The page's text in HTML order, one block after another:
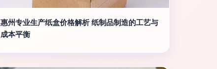
惠州专业生产纸盒价格解析 纸制品制造的工艺与
成本平衡